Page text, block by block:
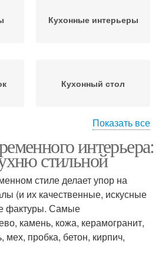
Кухонные интерьеры
Кухонный стол
кухонного стола
Кухонный уголок
Показать все
интерьера:
стильной
стиле делает упор на
(и их качественные, искусные
фактуры. Самые
камень, кожа, керамогранит,
мех, пробка, бетон, кирпич,